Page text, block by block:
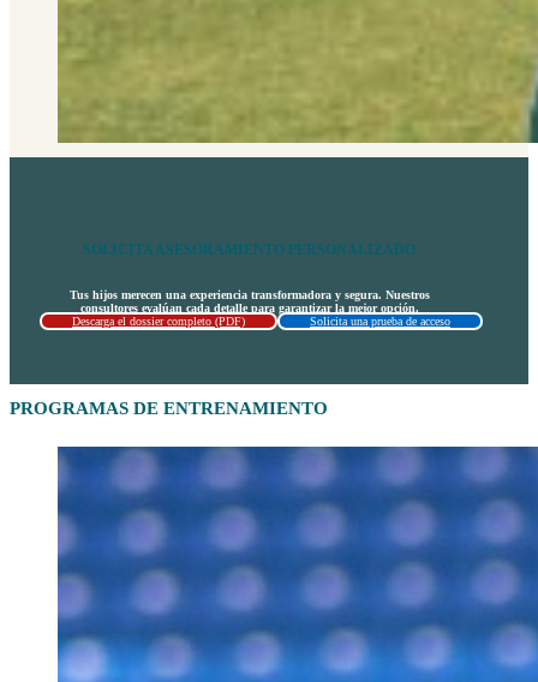
SOLICITA ASESORAMIENTO PERSONALIZADO
Tus hijos merecen una experiencia transformadora y segura. Nuestros
consultores evalúan cada detalle para garantizar la mejor opción.
Descarga el dossier completo (PDF)
Solicita una prueba de acceso
PROGRAMAS DE ENTRENAMIENTO